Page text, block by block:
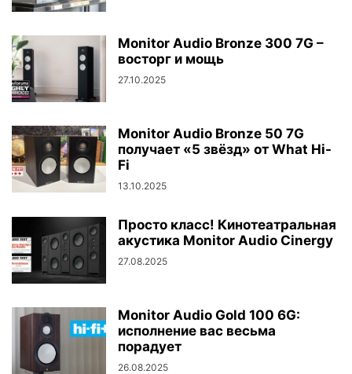
Monitor Audio Bronze 300 7G –
восторг и мощь
27.10.2025
Monitor Audio Bronze 50 7G
получает «5 звёзд» от What Hi-
Fi
13.10.2025
Просто класс! Кинотеатральная
акустика Monitor Audio Cinergy
27.08.2025
Monitor Audio Gold 100 6G:
исполнение вас весьма
порадует
26.08.2025